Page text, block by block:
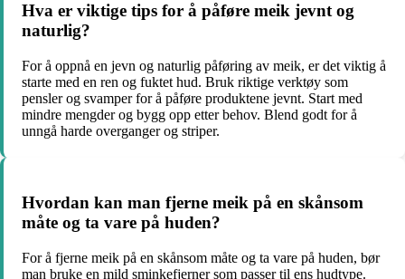
Hva er viktige tips for å påføre meik jevnt og
naturlig?
For å oppnå en jevn og naturlig påføring av meik, er det viktig å
starte med en ren og fuktet hud. Bruk riktige verktøy som
pensler og svamper for å påføre produktene jevnt. Start med
mindre mengder og bygg opp etter behov. Blend godt for å
unngå harde overganger og striper.
Hvordan kan man fjerne meik på en skånsom
måte og ta vare på huden?
For å fjerne meik på en skånsom måte og ta vare på huden, bør
man bruke en mild sminkefjerner som passer til ens hudtype.